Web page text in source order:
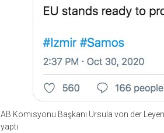
AB Komisyonu Başkanı Ursula von der
yaptı.